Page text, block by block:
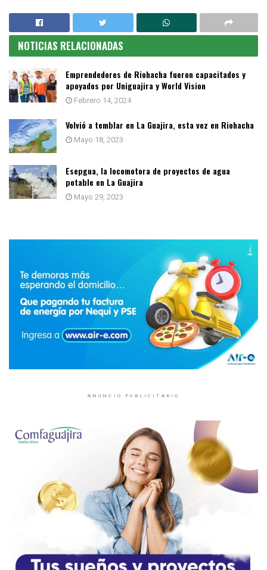
NOTICIAS RELACIONADAS
Emprendedores de Riohacha fueron capacitados y
apoyados por Uniguajira y World Vision
Febrero 14, 2024
Volvió a temblar en La Guajira, esta vez en Riohacha
Mayo 18, 2023
Esepgua, la locomotora de proyectos de agua
potable en La Guajira
Mayo 29, 2023
ANUNCIO PUBLICITARIO